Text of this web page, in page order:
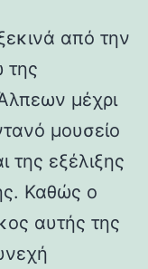
από την
της
μέχρι
μουσείο
της εξέλιξης
Καθώς ο
αυτής της